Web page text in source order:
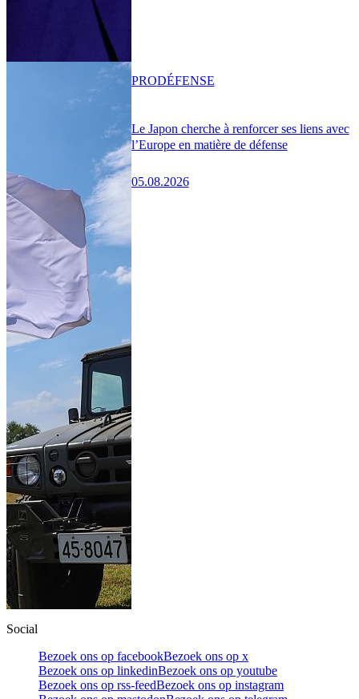
Le Japon cherche à renforcer ses liens avec
l’Europe en matière de défense
05.08.2026
PRODÉFENSE
Social
Bezoek ons op facebookBezoek ons op x
Bezoek ons op linkedinBezoek ons op youtube
Bezoek ons op rss-feedBezoek ons op instagram